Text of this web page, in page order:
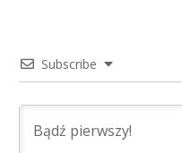
Subscribe